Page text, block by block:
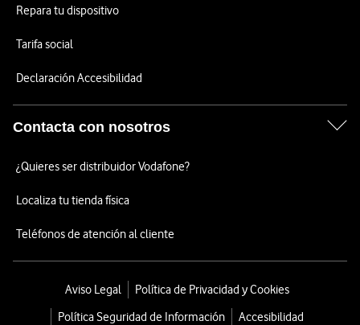
Repara tu dispositivo
Tarifa social
Declaración Accesibilidad
Contacta con nosotros
¿Quieres ser distribuidor Vodafone?
Localiza tu tienda física
Teléfonos de atención al cliente
Aviso Legal
Política de Privacidad y Cookies
Política Seguridad de Información
Accesibilidad